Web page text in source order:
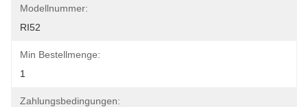
Modellnummer:
RI52
Min Bestellmenge:
1
Zahlungsbedingungen: